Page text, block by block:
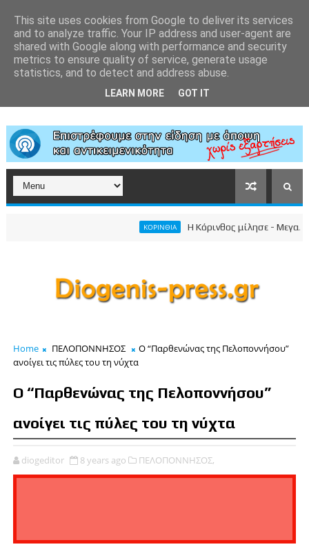
ΚΟΡΙΝΘΙΑ Η Κόρινθος μίλησε -
Home ΠΕΛΟΠΟΝΝΗΣΟΣ
Ο “Παρθενώνας της Πελοποννήσου”
ανοίγει τις πύλες του τη νύχτα
Ο “Παρθενώνας της Πελοποννήσου”
ανοίγει τις πύλες του τη νύχτα
diogeditor 8 years ago ΠΕΛΟΠΟΝΝΗΣΟΣ,
This site uses cookies from Google to deliver its services
and to analyze traffic. Your IP address and user-agent are
shared with Google along with performance and security
metrics to ensure quality of service, generate usage
statistics, and to detect and address abuse.
LEARN MORE GOT IT